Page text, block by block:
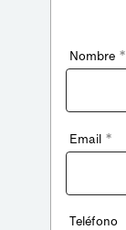
Nombre *
Email *
Teléfono